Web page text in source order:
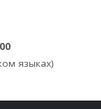
языках)